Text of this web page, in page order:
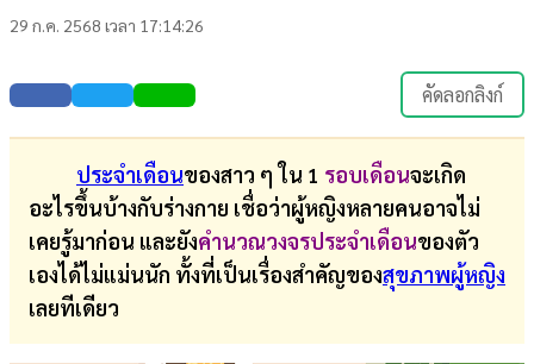
29 ก.ค. 2568 เวลา 17:14:26
คัดลอกลิงก์
ประจำเดือนของสาว ๆ ใน 1 รอบเดือนจะเกิด
อะไรขึ้นบ้างกับร่างกาย เชื่อว่าผู้หญิงหลายคนอาจไม่
เคยรู้มาก่อน และยังคำนวณวงจรประจำเดือนของตัว
เองได้ไม่แม่นนัก ทั้งที่เป็นเรื่องสำคัญของสุขภาพผู้หญิง
เลยทีเดียว
บันเทิง
ตรวจ
หวย
บอล
สด
การ
เงิน